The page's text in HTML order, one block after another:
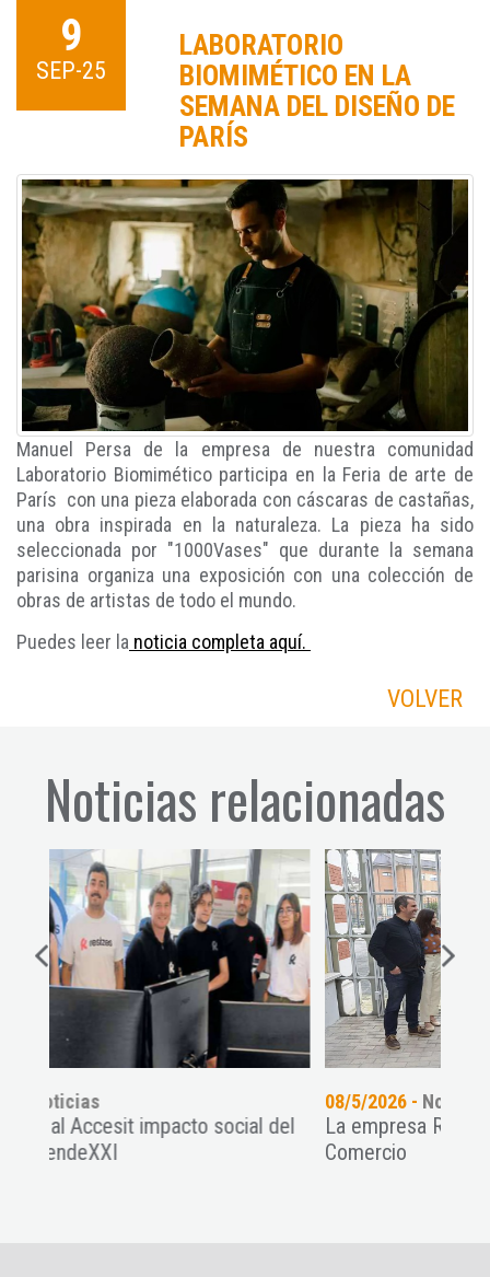
9
SEP-25
LABORATORIO
BIOMIMÉTICO EN LA
SEMANA DEL DISEÑO DE
PARÍS
Manuel Persa de la empresa de nuestra comunidad
Laboratorio Biomimético participa en la Feria de arte de
París con una pieza elaborada con cáscaras de castañas,
una obra inspirada en la naturaleza. La pieza ha sido
seleccionada por "1000Vases" que durante la semana
parisina organiza una exposición con una colección de
obras de artistas de todo el mundo.
Puedes leer la noticia completa aquí.
VOLVER
Noticias relacionadas
del
La empresa ROOM 2030 en el diario El
Comercio